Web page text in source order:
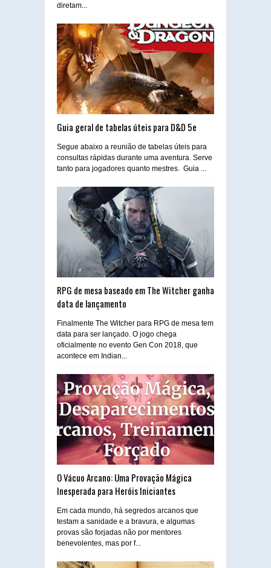
diretam...
Guia geral de tabelas úteis para D&D 5e
Segue abaixo a reunião de tabelas úteis para
consultas rápidas durante uma aventura. Serve
tanto para jogadores quanto mestres. Guia ...
RPG de mesa baseado em The Witcher ganha
data de lançamento
Finalmente The Witcher para RPG de mesa tem
data para ser lançado. O jogo chega
oficialmente no evento Gen Con 2018, que
acontece em Indian...
O Vácuo Arcano: Uma Provação Mágica
Inesperada para Heróis Iniciantes
Em cada mundo, há segredos arcanos que
testam a sanidade e a bravura, e algumas
provas são forjadas não por mentores
benevolentes, mas por f...